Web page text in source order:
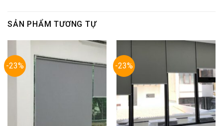
SẢN PHẨM TƯƠNG TỰ
-23% -23%